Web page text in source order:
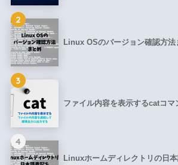
2
Linux OSのバージョン確認方法
3
ファイル内容を表示するcatコマ
4
Linuxホームディレクトリの日